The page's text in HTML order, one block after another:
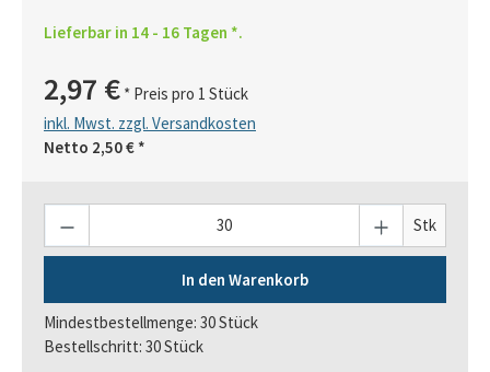
Lieferbar in 14 - 16 Tagen *.
2,97 € * Preis pro 1 Stück
inkl. Mwst. zzgl. Versandkosten
Netto 2,50 € *
Stk
In den Warenkorb
Mindestbestellmenge: 30 Stück
Bestellschritt: 30 Stück